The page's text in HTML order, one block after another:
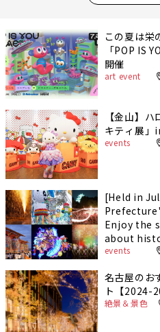
この夏は栄
「POP IS
開催
art event
【金山】
キティ展」
events
[Held in
Enjoy the
about
events
名古屋のお
ト【2024-
絶景＆景色